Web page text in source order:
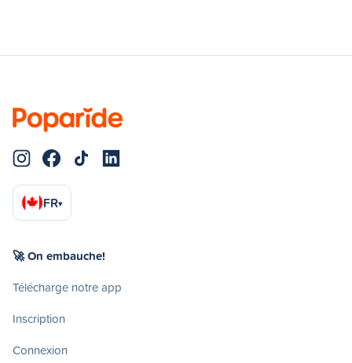
FR▾
🚀 On embauche!
Télécharge notre app
Inscription
Connexion